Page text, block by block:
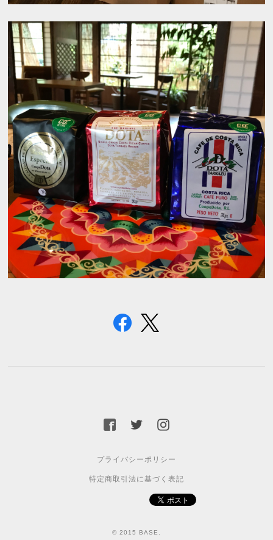
プライバシーポリシー
特定商取引法に基づく表記
© 2015 BASE.